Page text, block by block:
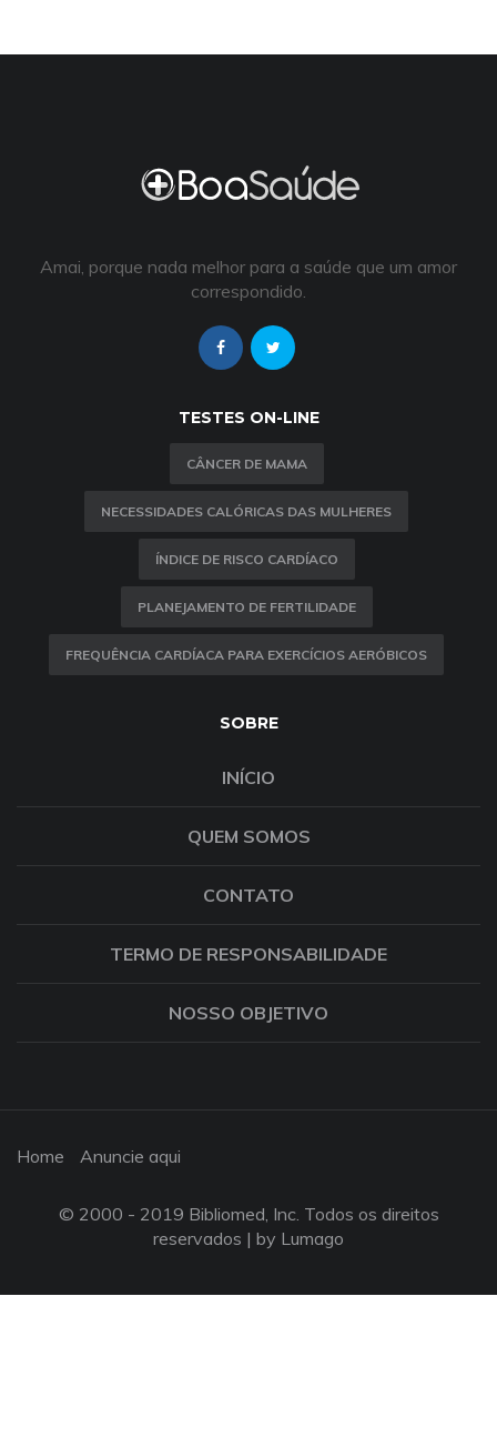
Amai, porque nada melhor para a saúde que um amor
correspondido.
TESTES ON-LINE
CÂNCER DE MAMA
NECESSIDADES CALÓRICAS DAS MULHERES
ÍNDICE DE RISCO CARDÍACO
PLANEJAMENTO DE FERTILIDADE
FREQUÊNCIA CARDÍACA PARA EXERCÍCIOS AERÓBICOS
SOBRE
INÍCIO
QUEM SOMOS
CONTATO
TERMO DE RESPONSABILIDADE
NOSSO OBJETIVO
Home Anuncie aqui
© 2000 - 2019 Bibliomed, Inc. Todos os direitos
reservados | by Lumago